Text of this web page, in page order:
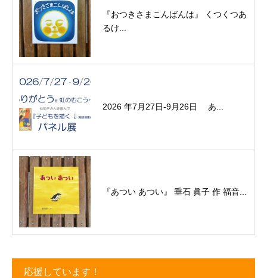
『おつきさまこんばんは』 くつくつあ
るけ...
2026 年7月27日-9月26日 あ...
『あつい あつい』 垂石 眞子 作 福音...
応援しています！